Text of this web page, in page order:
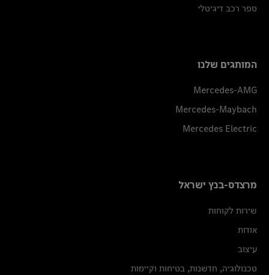
ספר רכב דיגיטלי
המותגים שלנו
Mercedes-AMG
Mercedes-Maybach
Mercedes Electric
מרצדס-בנץ ישראל
שירות לקוחות
אודות
עיצוב
טכנולוגיה, חדשנות, בטיחות וקיימות